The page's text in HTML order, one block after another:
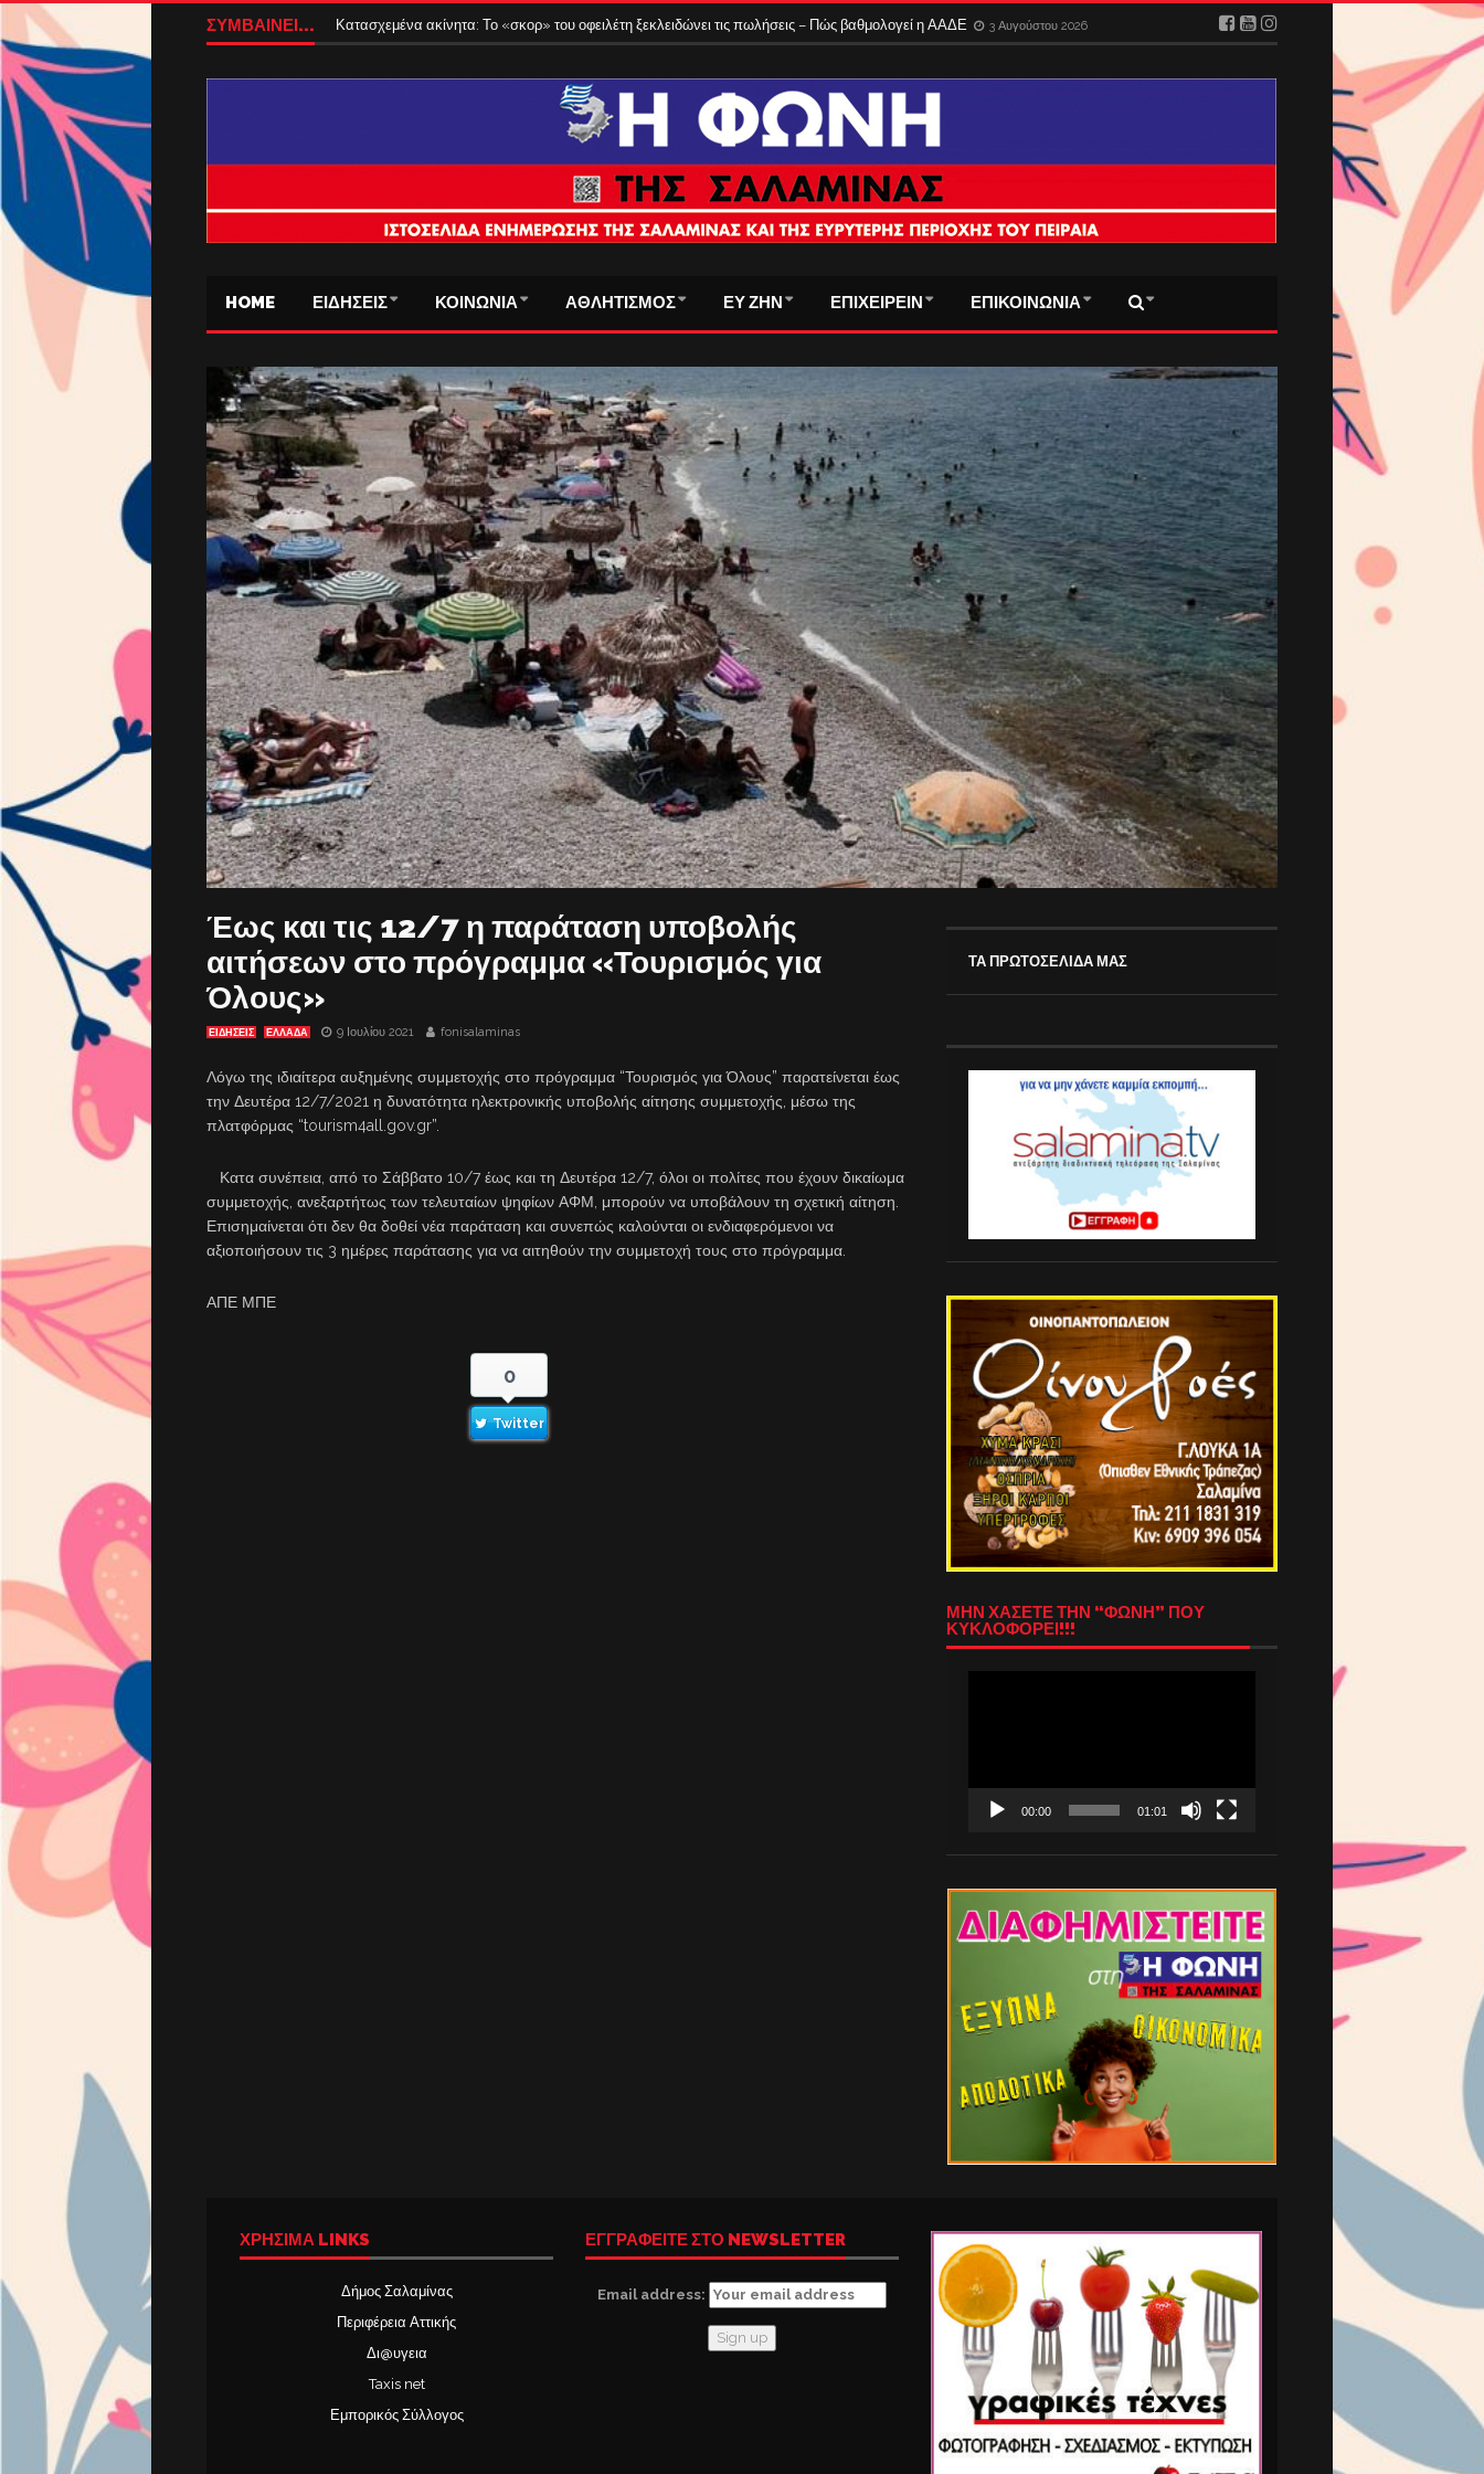
ΣΥΜΒΑΙΝΕΙ... Κατασχεμένα ακίνητα: Το «σκορ» του οφειλέτη ξεκλειδώνει τις πωλήσεις – Πώς βαθμολογεί η ΑΑΔΕ 3 Αυγούστου 2026
HOME ΕΙΔΗΣΕΙΣ ΚΟΙΝΩΝΙΑ ΑΘΛΗΤΙΣΜΟΣ ΕΥ ΖΗΝ ΕΠΙΧΕΙΡΕΙΝ ΕΠΙΚΟΙΝΩΝΙΑ
Έως και τις 12/7 η παράταση υποβολής
αιτήσεων στο πρόγραμμα «Τουρισμός για
Όλους»
ΕΙΔΗΣΕΙΣ ΕΛΛΑΔΑ 9 Ιουλίου 2021 fonisalaminas
Λόγω της ιδιαίτερα αυξημένης συμμετοχής στο πρόγραμμα “Τουρισμός για Όλους” παρατείνεται έως
την Δευτέρα 12/7/2021 η δυνατότητα ηλεκτρονικής υποβολής αίτησης συμμετοχής, μέσω της
πλατφόρμας “tourism4all.gov.gr”.
Κατα συνέπεια, από το Σάββατο 10/7 έως και τη Δευτέρα 12/7, όλοι οι πολίτες που έχουν δικαίωμα
συμμετοχής, ανεξαρτήτως των τελευταίων ψηφίων ΑΦΜ, μπορούν να υποβάλουν τη σχετική αίτηση.
Επισημαίνεται ότι δεν θα δοθεί νέα παράταση και συνεπώς καλούνται οι ενδιαφερόμενοι να
αξιοποιήσουν τις 3 ημέρες παράτασης για να αιτηθούν την συμμετοχή τους στο πρόγραμμα.
ΑΠΕ ΜΠΕ
0
Twitter
ΤΑ ΠΡΩΤΟΣΕΛΙΔΑ ΜΑΣ
ΜΗΝ ΧΑΣΕΤΕ ΤΗΝ “ΦΩΝΗ” ΠΟΥ
ΚΥΚΛΟΦΟΡΕΙ!!!
00:00 01:01
ΧΡΉΣΙΜΑ LINKS
Δήμος Σαλαμίνας
Περιφέρεια Αττικής
Δι@υγεια
Taxis net
Εμπορικός Σύλλογος
ΕΓΓΡΑΦΕΙΤΕ ΣΤΟ NEWSLETTER
Email address: